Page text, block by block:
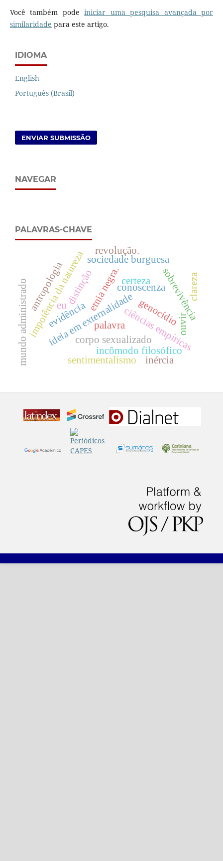
Você também podeiniciar uma pesquisa avançada por
similaridade para este artigo.
IDIOMA
English
Português (Brasil)
ENVIAR SUBMISSÃO
NAVEGAR
PALAVRAS-CHAVE
conoscenza
etnia negra.
evidência
impotência da natureza
ideia em externalidadeciências empíricas
sociedade burguesa
mundo administrado corpo sexualizado
sobrevivência
genocídio
antropologiadistinção
incômodo filosófico
palavra
revolução.
sentimentalismo
clareza
certeza
inércia
ouvir
eu